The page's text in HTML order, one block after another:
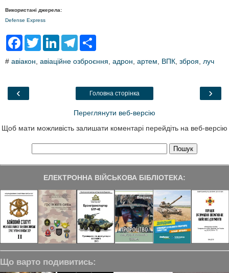
Використані джерела:
Defense Express
F
e
o
T
t
L
k
T
e
a
r
# авіакон авіаційне озброєння адрон артем ВПК зброя луч
‹ ›
Головна сторінка
Переглянути веб-версію
Щоб мати можливість залишати коментарі перейдіть на веб-версію
ЕЛЕКТРОННА ВІЙСЬКОВА БІБЛІОТЕКА:
Що варто подивитись: